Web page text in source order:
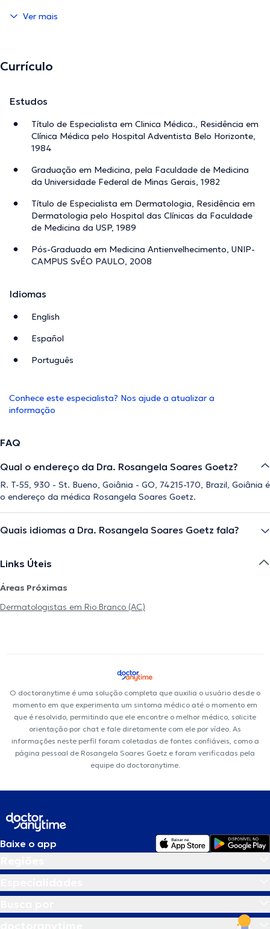
Ver mais
Currículo
Estudos
Título de Especialista em Clinica Médica., Residência em
Clínica Médica pelo Hospital Adventista Belo Horizonte,
1984
Graduação em Medicina, pela Faculdade de Medicina
da Universidade Federal de Minas Gerais, 1982
Título de Especialista em Dermatologia, Residência em
Dermatologia pelo Hospital das Clínicas da Faculdade
de Medicina da USP, 1989
Pós-Graduada em Medicina Antienvelhecimento, UNIP-
CAMPUS SvÉO PAULO, 2008
Idiomas
English
Español
Português
Conhece este especialista? Nos ajude a atualizar a
informação
FAQ
Qual o endereço da Dra. Rosangela Soares Goetz?
R. T-55, 930 - St. Bueno, Goiânia - GO, 74215-170, Brazil, Goiânia é
o endereço da médica Rosangela Soares Goetz.
Quais idiomas a Dra. Rosangela Soares Goetz fala?
Links Úteis
Áreas Próximas
Dermatologistas em Rio Branco (AC)
O doctoranytime é uma solução completa que auxilia o usuário desde o
momento em que experimenta um sintoma médico até o momento em
que é resolvido, permitindo que ele encontre o melhor médico, solicite
orientação por chat e fale diretamente com ele por vídeo. As
informações neste perfil foram coletadas de fontes confiáveis, como a
página pessoal de Rosangela Soares Goetz e foram verificadas pela
equipe do doctoranytime.
Baixe o app